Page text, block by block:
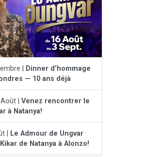
|
Dinner d'hommage
— 10 ans déjà
| Venez rencontrer le
à Natanya!
|
Le Admour de Ungvar
de Natanya à Alonzo!